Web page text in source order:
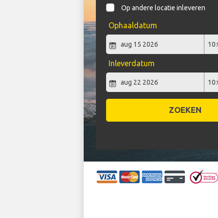
Op andere locatie inleveren
Ophaaldatum
Inleverdatum
ZOEKEN